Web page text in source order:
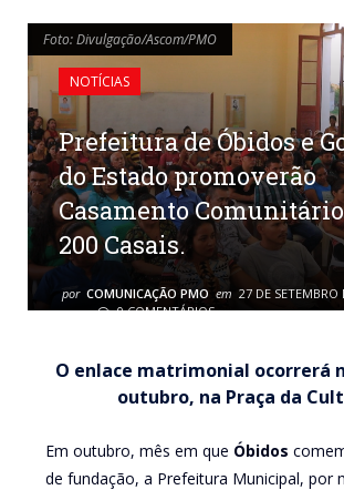
Foto: Divulgação/Ascom/PMO
NOTÍCIAS
Prefeitura de Óbidos e
do Estado promoverão
Casamento
200 Casais.
por COMUNICAÇÃO PMO em 27 DE SETEMBRO
0 COMENTÁRIOS
Foto: Divulgação/Ascom/PMO
O enlace matrimonial ocorrerá
outubro, na Praça da
Em outubro, mês em que Óbidos
de fundação, a Prefeitura Municipal, por